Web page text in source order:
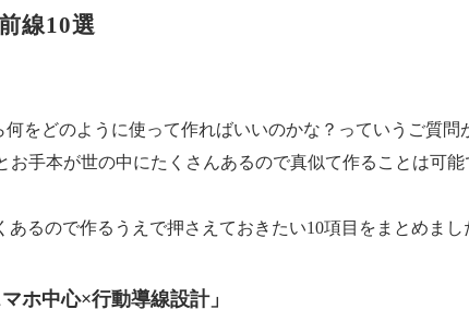
線10選
をどのように使って作ればいいのかな？っていうご質問
手本が世の中にたくさんあるので真似て作ることは可
るので作るうえで押さえておきたい10項目をまとめまし
ホ中心×行動導線設計」